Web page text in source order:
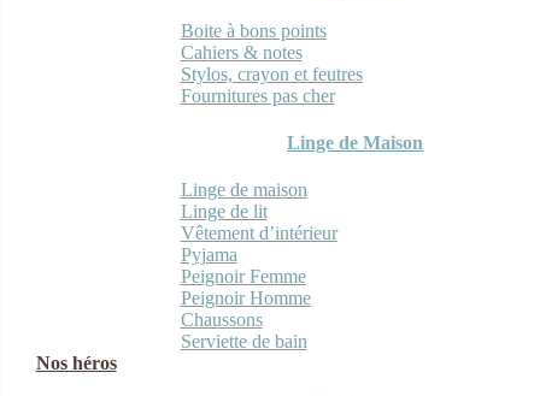
Boite à bons points
Cahiers & notes
Stylos, crayon et feutres
Fournitures pas cher
Linge de Maison
Linge de maison
Linge de lit
Vêtement d’intérieur
Pyjama
Peignoir Femme
Peignoir Homme
Chaussons
Serviette de bain
Nos héros